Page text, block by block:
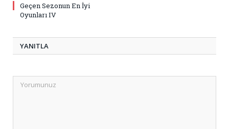
Geçen Sezonun En İyi
Oyunları IV
YANITLA